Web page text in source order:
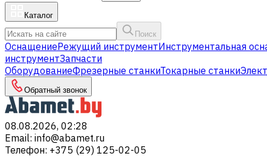
Каталог
Поиск
ОснащениеРежущий инструментИнструментальная
инструментЗапчасти
ОборудованиеФрезерные станкиТокарные станки
Обратный звонок
08.08.2026, 02:28
Email: info@abamet.ru
Телефон: +375 (29) 125-02-05